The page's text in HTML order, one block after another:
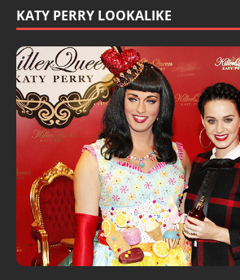
KATY PERRY LOOKALIKE